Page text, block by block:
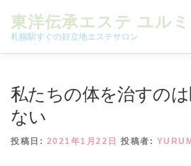
東洋伝承エステ ユル
札幌駅すぐの好立地エステサロン
私たちの体を治すの
ない
投稿日: 2021年1月22日 投稿者: